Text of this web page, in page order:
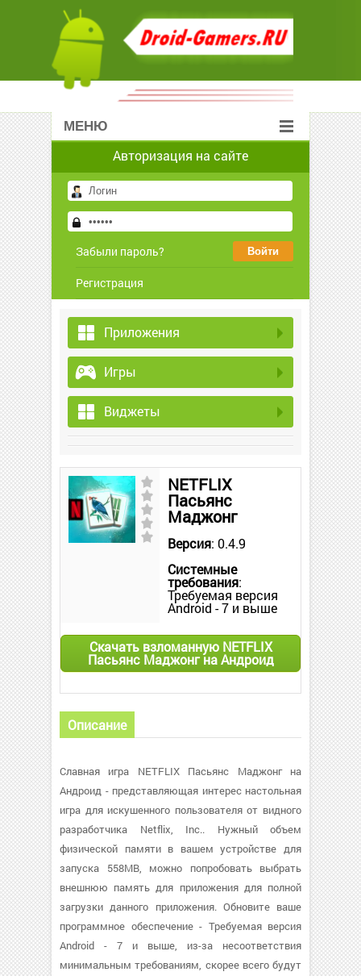
МЕНЮ
Авторизация на сайте
Забыли пароль?
Регистрация
Приложения
Игры
Виджеты
NETFLIX
Пасьянс
Маджонг
Версия: 0.4.9
Системные
требования:
Требуемая версия
Android - 7 и выше
Скачать взломанную NETFLIX
Пасьянс Маджонг на Андроид
Описание
Славная игра NETFLIX Пасьянс Маджонг на
Андроид - представляющая интерес настольная
игра для искушенного пользователя от видного
разработчика Netflix, Inc.. Нужный объем
физической памяти в вашем устройстве для
запуска 558MB, можно попробовать выбрать
внешнюю память для приложения для полной
загрузки данного приложения. Обновите ваше
программное обеспечение - Требуемая версия
Android - 7 и выше, из-за несоответствия
минимальным требованиям, скорее всего будут